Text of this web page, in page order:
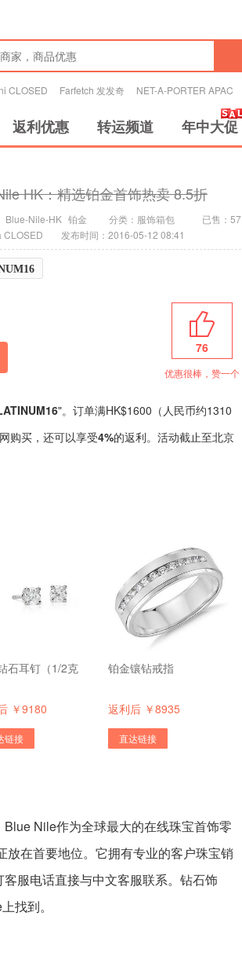
CLOSED Farfetch 发发奇 NET-A-PORTER APAC
返利优惠 转运频道 年中大促
HK：精选铂金首饰热卖 8.5折
Blue-Nile-HK 铂金 分类： 服饰箱包
已售：57
CLOSED
发布时间：2016-05-12 08:41
76
优惠很棒，赞一个
"。订单满HK$1600（人民币约1310
购买，还可以享受4%的返利。 活动截止至北京
石耳钉（1/2克
￥9180
链接
铂金镶钻戒指
返利后 ￥8935
直达链接
Nile作为全球最大的在线珠宝首饰零
在首要地位。它拥有专业的客户珠宝销
服电话直接与中文客服联系。钻石饰
找到。